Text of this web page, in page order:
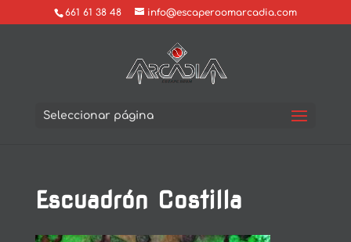
661 61 38 48 info@escaperoomarcadia.com
Seleccionar página
Escuadrón Costilla